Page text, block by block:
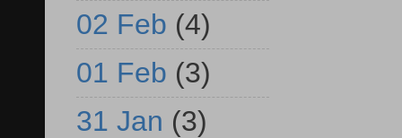
02 Feb (4)
01 Feb (3)
31 Jan (3)